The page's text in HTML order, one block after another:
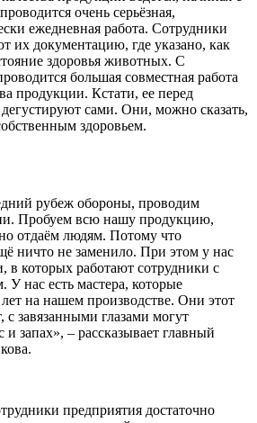
очень серьёзная,
ежедневная работа. Сотрудники
их документацию, где указано, как
здоровья животных. С
большая совместная работа
продукции. Кстати, ее перед
сами. Они, можно сказать,
здоровьем.
рубеж обороны, проводим
Пробуем всю нашу продукцию,
отдаём людям. Потому что
ничто не заменило. При этом у нас
в которых работают сотрудники с
У нас есть мастера, которые
на нашем производстве. Они этот
завязанными глазами могут
и запах», – рассказывает главный
предприятия достаточно